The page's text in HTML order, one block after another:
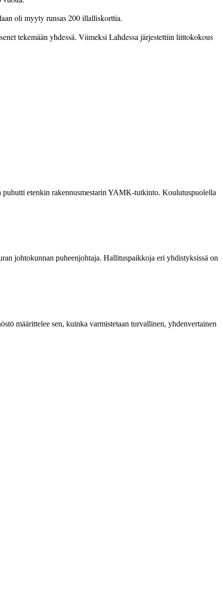
oli myyty runsas 200 illalliskorttia.
tekemään yhdessä. Viimeksi Lahdessa järjestettiin liittokokous
etenkin rakennusmestarin YAMK-tutkinto. Koulutuspuolella
johtokunnan puheenjohtaja. Hallituspaikkoja eri yhdistyksissä on
määrittelee sen, kuinka varmistetaan turvallinen, yhdenvertainen